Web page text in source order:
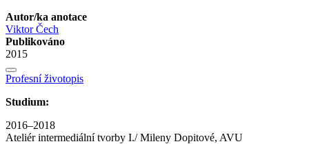
Autor/ka anotace
Viktor Čech
Publikováno
2015
Profesní životopis
Studium:
2016–2018
Ateliér intermediální tvorby I./ Mileny Dopitové, AVU